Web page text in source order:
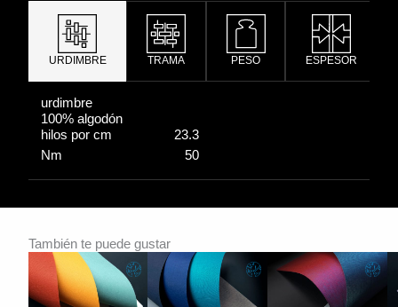
URDIMBRE TRAMA PESO ESPESOR
urdimbre
100% algodón
hilos por cm
23.3
Nm
50
También te puede gustar